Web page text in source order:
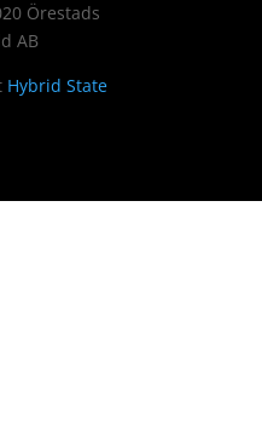
Örestads
AB
Hybrid State